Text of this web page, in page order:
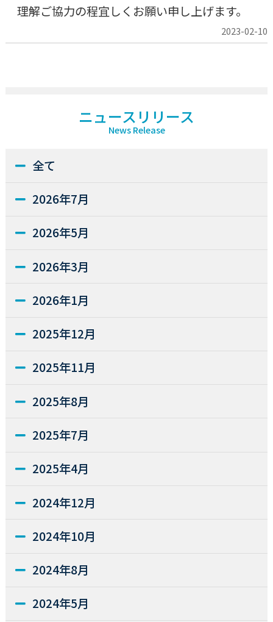
理解ご協力の程宜しくお願い申し上げます。
2023-02-10
ニュースリリース
News Release
全て
2026年7月
2026年5月
2026年3月
2026年1月
2025年12月
2025年11月
2025年8月
2025年7月
2025年4月
2024年12月
2024年10月
2024年8月
2024年5月